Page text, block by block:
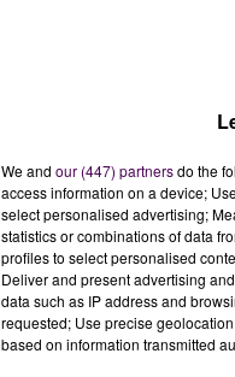
We and our (447) partnersdo the
access information on a device;
select personalised advertising;
statistics or combinations of data
profiles to select personalised
Deliver and present advertising
data such as IP address and
requested; Use precise
based on information transmitted